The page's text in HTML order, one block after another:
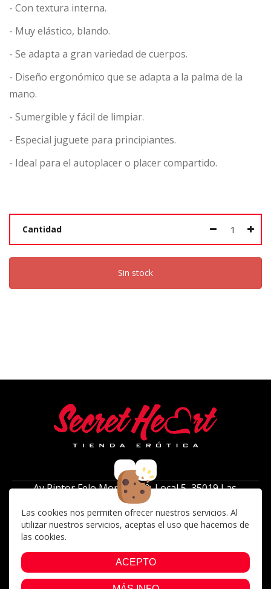
Las cookies nos permiten ofrecer nuestros servicios. Al
utilizar nuestros servicios, aceptas el uso que hacemos de
las cookies.
ACEPTO
- Con textura interna.
- Muy elástico, blando.
- Se adapta a gran variedad de cuerpos.
- Diseño ergonómico que se adapta a la palma de la
mano.
- Sumergible y fácil de limpiar.
- Especial juguete para principiantes.
- Ideal para el autoplacer o placer compartido.
Cantidad
Sin stock
Av Pintor Felo Monzón 39, Local 5, 35019 Las
Palmas de Gran Canaria ( frente al centro
comercial 7 palmas)
Lunes a Sabados: 10:00 a 14:00, 17:00 a 21:00
jusephstrip@hotmail.com